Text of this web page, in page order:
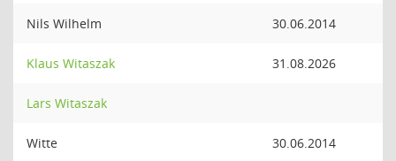
Nils Wilhelm 30.06.2014
Klaus Witaszak 31.08.2026
Lars Witaszak
Witte 30.06.2014